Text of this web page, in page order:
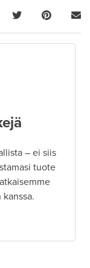
– ei siis
tuote